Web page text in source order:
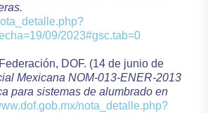
09/2023#gsc.tab=0
DOF. (14 de junio de
Mexicana NOM-013-ENER-2013
para sistemas de alumbrado en
nota_detalle.php?